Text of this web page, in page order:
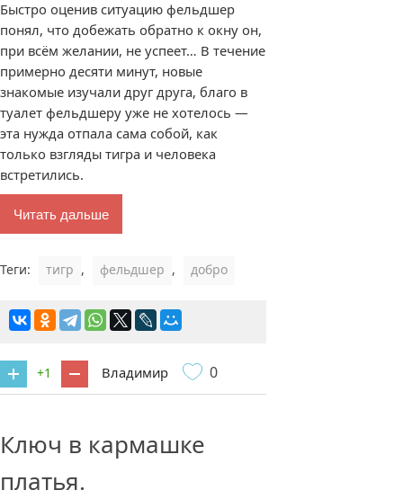
Быстро оценив ситуацию фельдшер
понял, что добежать обратно к окну он,
при всём желании, не успеет… В течение
примерно десяти минут, новые
знакомые изучали друг друга, благо в
туалет фельдшеру уже не хотелось —
эта нужда отпала сама собой, как
только взгляды тигра и человека
встретились.
Читать дальше
Теги: тигр , фельдшер , добро
+1 Владимир 0
0 комментариев
Ключ в кармашке
платья.